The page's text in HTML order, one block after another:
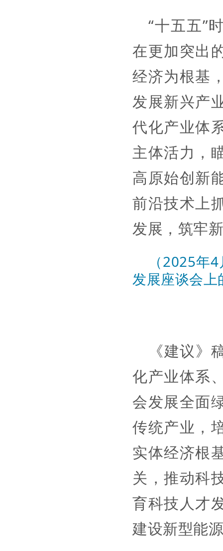
“十五五”
在更加突出
经济为根基
发展新兴产
代化产业体
主体活力，
高原始创新
前沿技术上
发展，筑牢
（2025年
发展座谈会上
《建议
化产业体系
会发展全面
传统产业，
实体经济根
关，推动科
育科技人才
建设新型能